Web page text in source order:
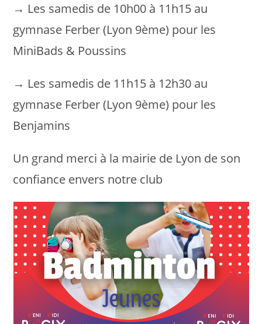
→ Les samedis de 10h00 à 11h15 au
gymnase Ferber (Lyon 9ème) pour les
MiniBads & Poussins
→ Les samedis de 11h15 à 12h30 au
gymnase Ferber (Lyon 9ème) pour les
Benjamins
Un grand merci à la mairie de Lyon de son
confiance envers notre club